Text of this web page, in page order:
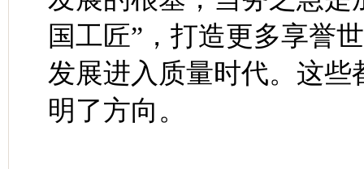
国工匠”，打造更多享誉
发展进入质量时代。这
明了方向。